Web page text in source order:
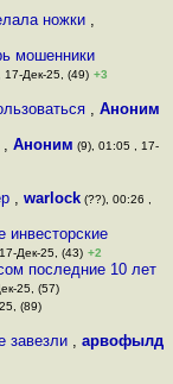
ножки ,
мошенники
17-Дек-25, (49) +3
,Аноним
, Аноним (9), 01:05 , 17-
,warlock (??), 00:26 ,
Дек-25, (43) +2
последние 10 лет
25, (57)
(89)
завезли , арвофылд